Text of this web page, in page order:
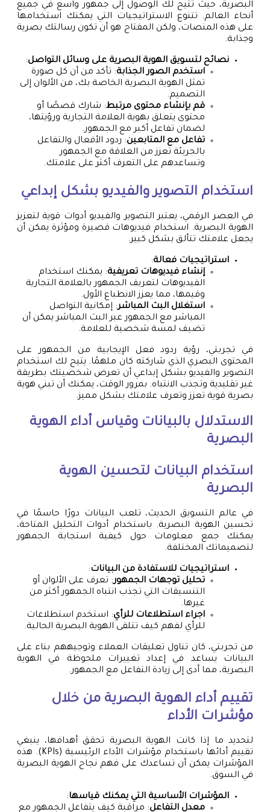
البصرية، حيث تتيح لك الوصول إلى جمهور واسع في جميع
أنحاء العالم. تتنوع الاستراتيجيات التي يمكنك استخدامها
على هذه المنصات، ولكن المفتاح هو أن تكون رسالتك بصرية
وجذابة.
نصائح لتسويق الهوية البصرية على وسائل التواصل:
استخدم الصور الجذابة: تأكد من أن كل صورة
تمثل الهوية البصرية الخاصة بك، من الألوان إلى
التصميم.
قم بإنشاء محتوى مرتبط: شارك قصصًا أو
محتوى يتعلق بهوية العلامة التجارية ورؤيتها،
لضمان تفاعل أكبر مع الجمهور.
تفاعل مع المتابعين: ردود الأفعال والتفاعل
بالجريئة تعزز من العلاقة مع الجمهور
وتساعدهم على التعرف أكثر على علامتك.
استخدام التصوير والفيديو بشكل إبداعي
في العصر الرقمي، يعتبر التصوير والفيديو أدوات قوية لتعزيز
الهوية البصرية. استخدام فيديوهات قصيرة ومؤثرة يمكن أن
يجعل علامتك تتألق بشكل كبير.
استراتيجيات فعالة:
إنشاء فيديوهات تعريفية: يمكنك استخدام
الفيديوهات لتعريف الجمهور بالعلامة التجارية
وقيمها، مما يعزز الانطباع الأول.
استغلال البث المباشر: إمكانية التواصل
المباشر مع الجمهور عبر البث المباشر يمكن أن
تضيف لمسة شخصية للعلامة.
في تجربتي، رؤية ردود فعل الإيجابية من الجمهور على
المحتوى البصري الذي شاركته كان ملهمًا. يتيح لك استخدام
التصوير والفيديو بشكل إبداعي أن تعرض شخصيتك بطريقة
غير تقليدية وتجذب الانتباه. بمرور الوقت، يمكنك أن تبني هوية
بصرية قوية تعزز وتعرف علامتك بشكل مميز.
الاستدلال بالبيانات وقياس أداء الهوية
البصرية
استخدام البيانات لتحسين الهوية
البصرية
في عالم التسويق الحديث، تلعب البيانات دورًا حاسمًا في
تحسين الهوية البصرية. باستخدام أدوات التحليل المتاحة،
يمكنك جمع معلومات حول كيفية استجابة الجمهور
لتصميماتك المختلفة.
استراتيجيات للاستفادة من البيانات:
تحليل توجهات الجمهور: تعرف على الألوان أو
التنسيقات التي تجذب انتباه الجمهور أكثر من
غيرها.
اجراء استطلاعات للرأي: استخدم استطلاعات
للرأي لفهم كيف تتلقى الهوية البصرية الحالية.
من تجربتي، كان تناول تعليقات العملاء وتوجيههم بناء على
البيانات يساعد في إعداد تغييرات ملحوظة في الهوية
البصرية، مما أدى إلى زيادة التفاعل مع الجمهور.
تقييم أداء الهوية البصرية من خلال
مؤشرات الأداء
لتحديد ما إذا كانت الهوية البصرية تحقق أهدافها، ينبغي
تقييم أدائها باستخدام مؤشرات الأداء الرئيسية (KPIs). هذه
المؤشرات يمكن أن تساعدك على فهم نجاح الهوية البصرية
في السوق.
المؤشرات الأساسية التي يمكنك قياسها:
معدل التفاعل: مراقبة كيف يتفاعل الجمهور مع